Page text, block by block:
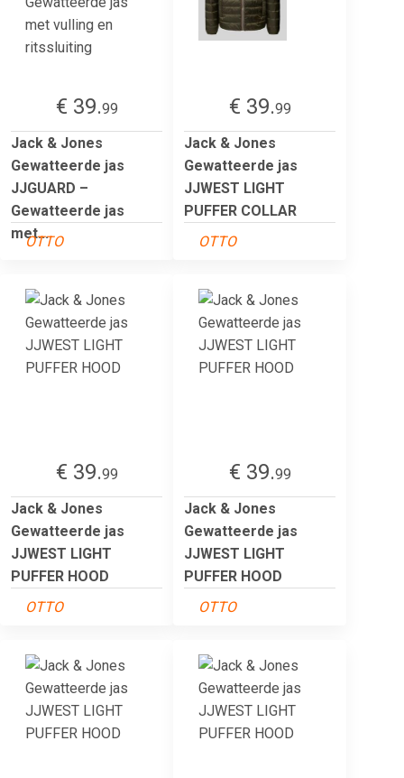
€ 39.99
Jack & Jones
Gewatteerde jas
JJGUARD –
Gewatteerde jas
met...
OTTO
€ 39.99
Jack & Jones
Gewatteerde jas
JJWEST LIGHT
PUFFER COLLAR
OTTO
€ 39.99
Jack & Jones
Gewatteerde jas
JJWEST LIGHT
PUFFER HOOD
OTTO
€ 39.99
Jack & Jones
Gewatteerde jas
JJWEST LIGHT
PUFFER HOOD
OTTO